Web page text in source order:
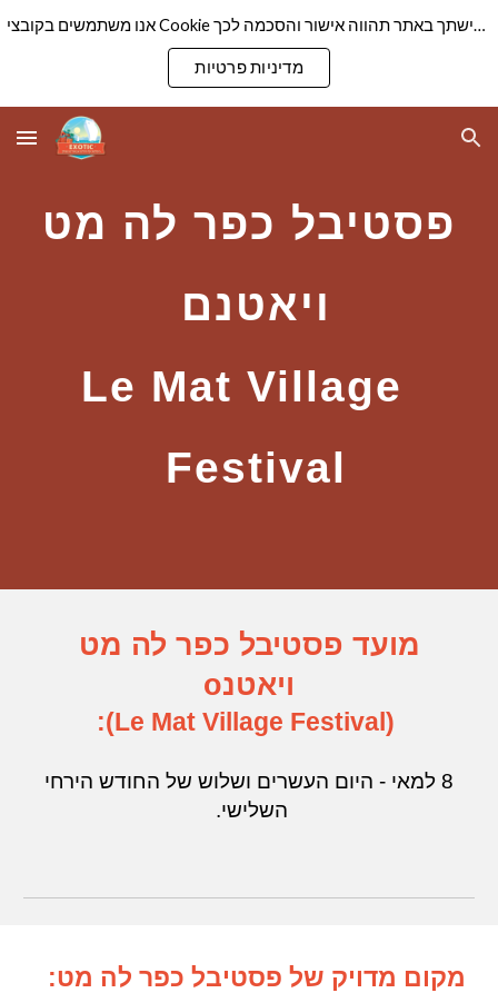
Skip to main content Skip to navigation
אנו משתמשים בקובצי Cookie כדי להבטיח שנספק לך את חוויית הגלישה הטובה ביותר באתר שלנו. המשך גלישתך באתר תהווה אישור והסכמה לכך
מדיניות פרטיות
פסטיבל כפר לה מט
ויאטנם
Le Mat Village
Festival
מועד פסטיבל כפר לה מט
ויאטנo
(Le Mat Village Festival):
8 למאי - היום העשרים ושלוש של החודש הירחי
השלישי.
מקום מדויק של פסטיבל כפר לה מט: